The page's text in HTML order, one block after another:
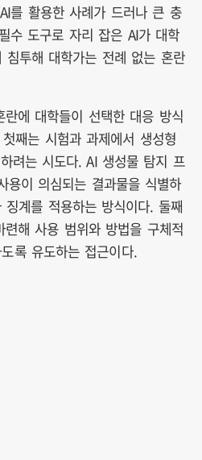
를 활용한 사례가 드러나 큰 충
수 도구로 자리 잡은 AI가 대학
침투해 대학가는 전례 없는 혼란
에 대학들이 선택한 대응 방식
째는 시험과 과제에서 생성형
려는 시도다. AI 생성물 탐지 프
용이 의심되는 결과물을 식별하
계를 적용하는 방식이다. 둘째
해 사용 범위와 방법을 구체적
록 유도하는 접근이다.